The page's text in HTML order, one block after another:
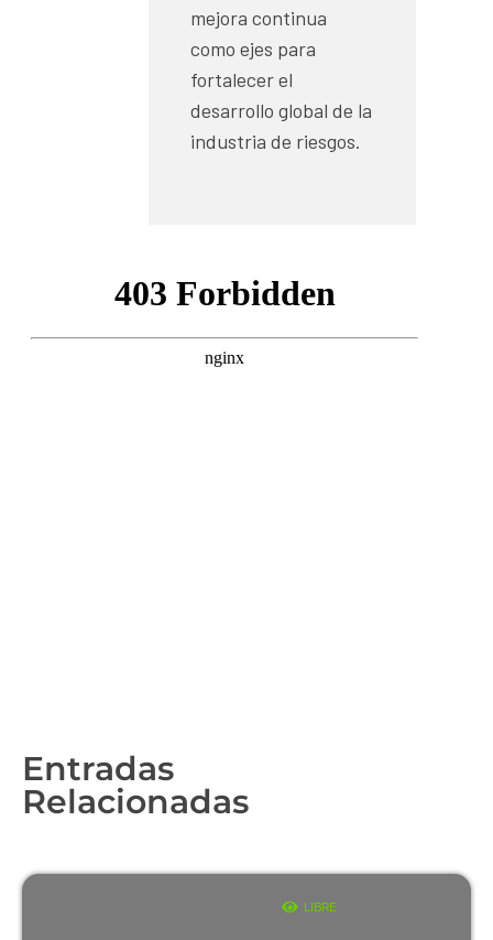
mejora continua
como ejes para
fortalecer el
desarrollo global de la
industria de riesgos.
Entradas
Relacionadas
LIBRE